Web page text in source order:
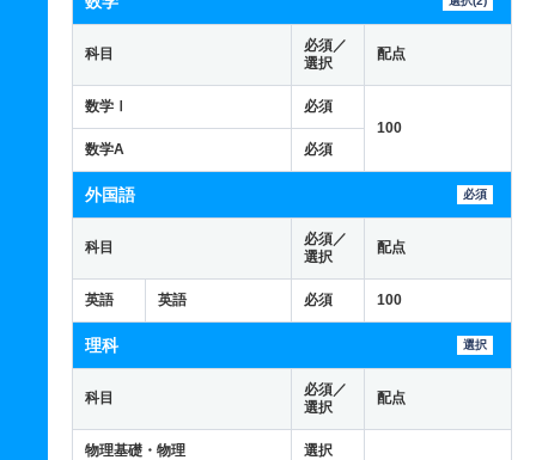
科目
必須／
選択
配点
数学Ⅰ
必須
100
数学A
必須
外国語 必須
科目
必須／
選択
配点
英語 英語 必須 100
理科 選択
科目
必須／
選択
配点
物理基礎・物理 選択